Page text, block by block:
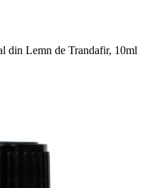
din Lemn de Trandafir, 10ml